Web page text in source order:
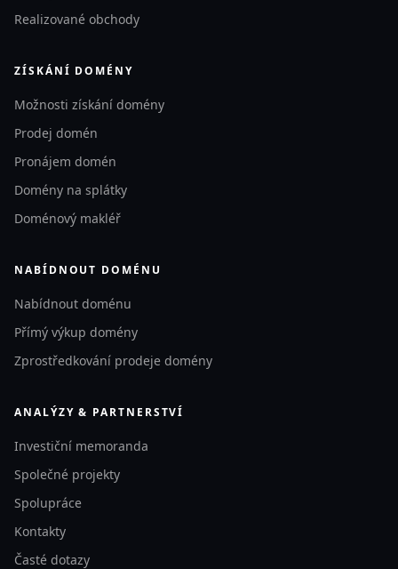
Realizované obchody
ZÍSKÁNÍ DOMÉNY
Možnosti získání domény
Prodej domén
Pronájem domén
Domény na splátky
Doménový makléř
NABÍDNOUT DOMÉNU
Nabídnout doménu
Přímý výkup domény
Zprostředkování prodeje domény
ANALÝZY & PARTNERSTVÍ
Investiční memoranda
Společné projekty
Spolupráce
Kontakty
Časté dotazy